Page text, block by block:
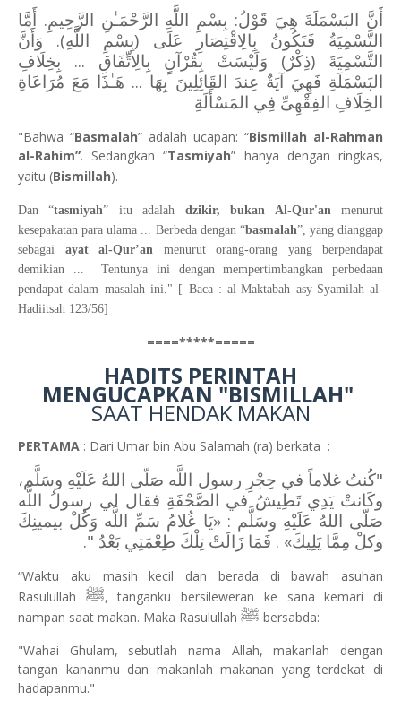
أَنَّ البَسْمَلَةَ هِيَ قَوْلُ: بِسْمِ اللَّهِ الرَّحْمَـٰنِ الرَّحِيمِ. أَمَّا
التَّسْمِيَةُ فَتَكُونُ بِالِاقْتِصَارِ عَلَى (بِسْمِ اللَّهِ). وَأَنَّ
التَّسْمِيَةَ (ذِكْرٌ) وَلَيْسَتْ بِقُرْآنٍ بِالِاتِّفَاقِ ... بِخِلَافِ
البَسْمَلَةِ فَهِيَ آيَةٌ عِندَ القَائِلِينَ بِهَا ... هَـٰذَا مَعَ مُرَاعَاةِ
الخِلَافِ الفِقْهِىِّ فِي المَسْأَلَةِ
"Bahwa “Basmalah” adalah ucapan: “Bismillah al-Rahman
al-Rahim”. Sedangkan “Tasmiyah” hanya dengan ringkas,
yaitu (Bismillah).
Dan “tasmiyah” itu adalah dzikir, bukan Al-Qur'anmenurut
kesepakatan para ulama ... Berbeda dengan “basmalah”, yang dianggap
sebagai ayat al-Qur’an menurut orang-orang yang berpendapat
demikian ... Tentunya ini dengan mempertimbangkan perbedaan
pendapat dalam masalah ini." [ Baca : al-Maktabah asy-Syamilah al-
Hadiitsah 123/56]
====*****=====
HADITS PERINTAH
MENGUCAPKAN "BISMILLAH"
SAAT HENDAK MAKAN
PERTAMA : Dari Umar bin Abu Salamah (ra) berkata :
"كُنتُ غلاماً في حِجْرِ رسول اللَّه صَلّى اللهُ عَلَيْهِ وسَلَّم،
وكَانتْ يَدِي تَطِيشُ في الصَّحْفَةِ فقال لي رسولُ اللَّه
صَلّى اللهُ عَلَيْهِ وسَلَّم : «يَا غُلامُ سَمِّ اللَّه وَكُلْ بيمينِكَ
وكلْ مِمَّا يَلِيكَ» . فَمَا زَالَتْ تِلْكَ طِعْمَتِي بَعْدُ ".
“Waktu aku masih kecil dan berada di bawah asuhan
Rasulullah ﷺ, tanganku bersileweran ke sana kemari di
nampan saat makan. Maka Rasulullah ﷺ bersabda:
"Wahai Ghulam, sebutlah nama Allah, makanlah dengan
tangan kananmu dan makanlah makanan yang terdekat di
hadapanmu."